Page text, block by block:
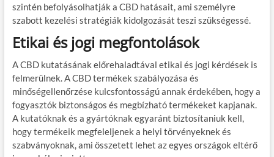
szintén befolyásolhatják a CBD hatásait, ami személyre
szabott kezelési stratégiák kidolgozását teszi szükségessé.
Etikai és jogi megfontolások
A CBD kutatásának előrehaladtával etikai és jogi kérdések is
felmerülnek. A CBD termékek szabályozása és
minőségellenőrzése kulcsfontosságú annak érdekében, hogy a
fogyasztók biztonságos és megbízható termékeket kapjanak.
A kutatóknak és a gyártóknak egyaránt biztosítaniuk kell,
hogy termékeik megfeleljenek a helyi törvényeknek és
szabványoknak, ami összetett lehet az egyes országok eltérő